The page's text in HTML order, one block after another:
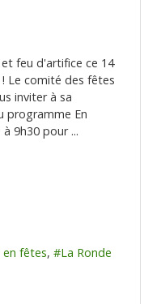
feu d'artifice ce 14
Le comité des fêtes
inviter à sa
programme En
9h30 pour ...
fêtes La Ronde